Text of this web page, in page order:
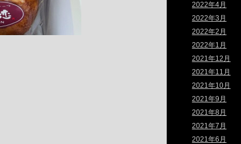
2022年4月
2022年3月
2022年2月
2022年1月
2021年12月
2021年11月
2021年10月
2021年9月
2021年8月
2021年7月
2021年6月